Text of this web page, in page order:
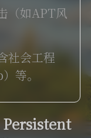
（如APT风
社会工程
等。
Persistent